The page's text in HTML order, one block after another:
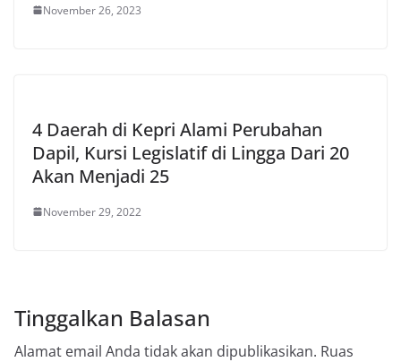
November 26, 2023
4 Daerah di Kepri Alami Perubahan
Dapil, Kursi Legislatif di Lingga Dari 20
Akan Menjadi 25
November 29, 2022
Tinggalkan Balasan
Alamat email Anda tidak akan dipublikasikan. Ruas